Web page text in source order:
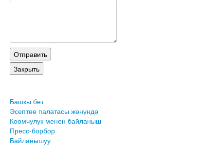
Башкы бет
Эсептөө палатасы жөнүндө
Коомчулук менен байланыш
Пресс-борбор
Байланышуу